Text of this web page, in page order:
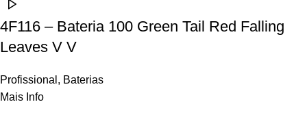
4F116 – Bateria 100 Green Tail Red Falling
Leaves V V
Profissional , Baterias
Mais Info